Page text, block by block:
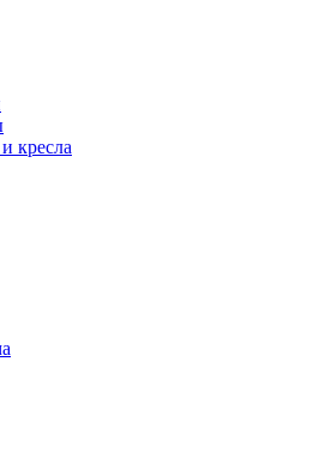
кресла